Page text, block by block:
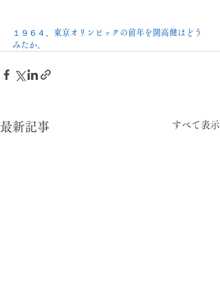
１９６４、東京オリンピックの前年を 開高健はどう
みたか。
最新記事 すべて表示